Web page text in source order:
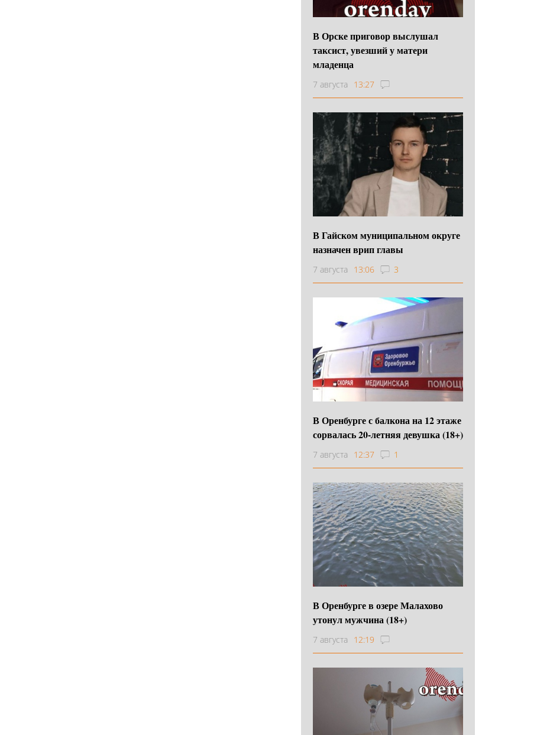
В Орске приговор выслушал
таксист, увезший у матери
младенца
7 августа 13:27
В Гайском муниципальном округе
назначен врип главы
7 августа 13:06 3
В Оренбурге с балкона на 12 этаже
сорвалась 20-летняя девушка (18+)
7 августа 12:37 1
В Оренбурге в озере Малахово
утонул мужчина (18+)
7 августа 12:19